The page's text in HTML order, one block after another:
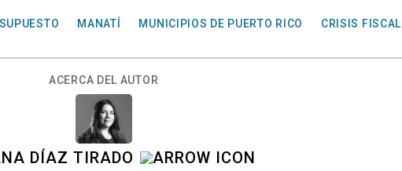
MANATÍ MUNICIPIOS DE PUERTO RICO
CRISIS FISCAL
ACERCA DEL AUTOR
DÍAZ TIRADO